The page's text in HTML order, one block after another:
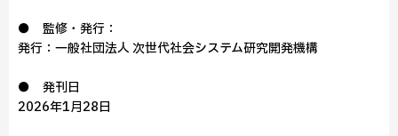
● 監修・発行：
発行：一般社団法人 次世代社会システム研究開発機構
● 発刊日
2026年1月28日